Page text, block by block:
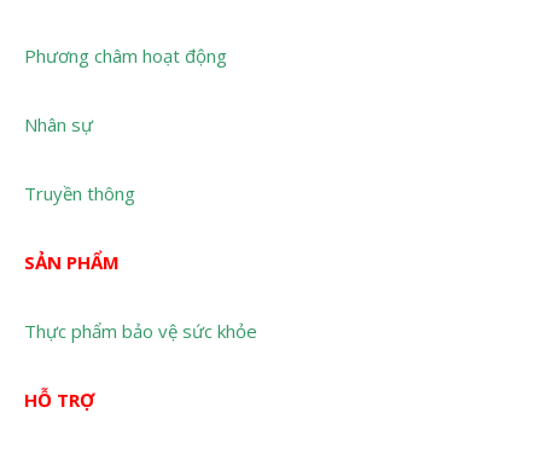
Phương châm hoạt động
Nhân sự
Truyền thông
SẢN PHẨM
Thực phẩm bảo vệ sức khỏe
HỖ TRỢ